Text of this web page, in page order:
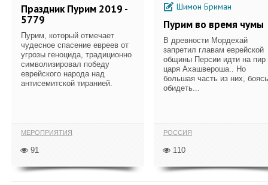
Праздник Пурим 2019 -
5779
Пурим, который отмечает
чудесное спасение евреев от
угрозы геноцида, традиционно
символизировал победу
еврейского народа над
антисемитской тиранией.
МЕРОПРИЯТИЯ
91
Шимон Бриман
Пурим во время чумы
В древности Мордехай
запретил главам еврейской
общины Персии идти на пир
царя Ахашвероша.. Но
большая часть из них, боясь
обидеть...
РОССИЯ
110